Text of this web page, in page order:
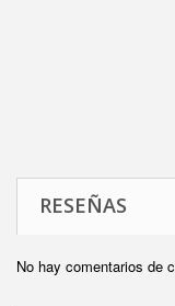
RESEÑAS
No hay comentarios de